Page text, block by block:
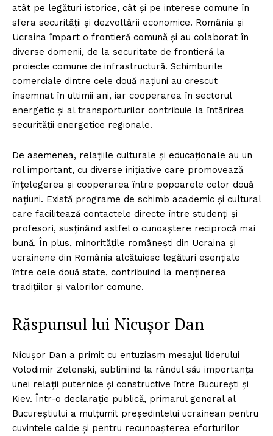
atât pe legături istorice, cât și pe interese comune în
sfera securității și dezvoltării economice. România și
Ucraina împart o frontieră comună și au colaborat în
diverse domenii, de la securitate de frontieră la
proiecte comune de infrastructură. Schimburile
comerciale dintre cele două națiuni au crescut
însemnat în ultimii ani, iar cooperarea în sectorul
energetic și al transporturilor contribuie la întărirea
securității energetice regionale.
De asemenea, relațiile culturale și educaționale au un
rol important, cu diverse inițiative care promovează
înțelegerea și cooperarea între popoarele celor două
națiuni. Există programe de schimb academic și cultural
care facilitează contactele directe între studenți și
profesori, susținând astfel o cunoaștere reciprocă mai
bună. În plus, minoritățile românești din Ucraina și
ucrainene din România alcătuiesc legături esențiale
între cele două state, contribuind la menținerea
tradițiilor și valorilor comune.
Răspunsul lui Nicușor Dan
Nicușor Dan a primit cu entuziasm mesajul liderului
Volodimir Zelenski, subliniind la rândul său importanța
unei relații puternice și constructive între București și
Kiev. Într-o declarație publică, primarul general al
Bucureștiului a mulțumit președintelui ucrainean pentru
cuvintele calde și pentru recunoașterea eforturilor